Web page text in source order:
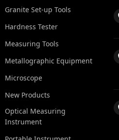
Granite Set-up Tools
Hardness Tester
Measuring Tools
Metallographic Equipment
Microscope
New Products
Optical Measuring
Instrument